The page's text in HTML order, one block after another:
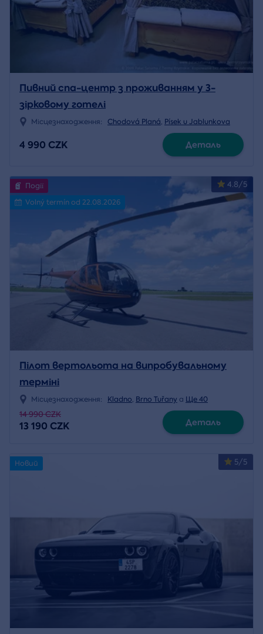
Пивний спа-центр з проживанням у 3-
зірковому готелі
Місцезнаходження: Chodová Planá, Písek u Jablunkova
4 990 CZK Деталь
4.8/5
Події
Volný termín od 22.08.2026
Пілот вертольота на випробувальному
терміні
Місцезнаходження: Kladno, Brno Tuřany a Ще 40
14 990 CZK
13 190 CZK Деталь
5/5
Новий